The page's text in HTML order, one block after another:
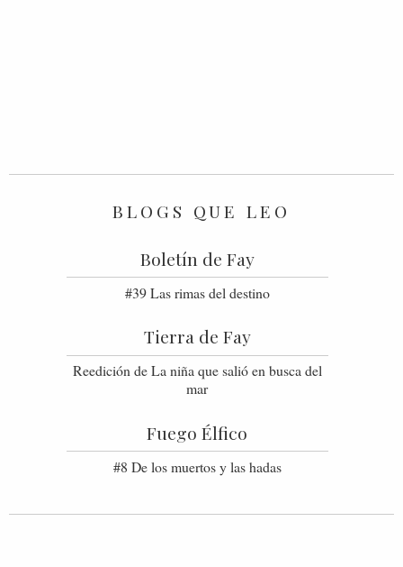
BLOGS QUE LEO
Boletín de Fay
#39 Las rimas del destino
Tierra de Fay
Reedición de La niña que salió en busca del
mar
Fuego Élfico
#8 De los muertos y las hadas